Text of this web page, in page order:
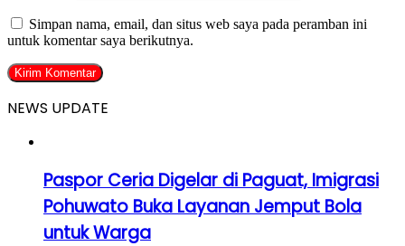
Simpan nama, email, dan situs web saya pada peramban ini
untuk komentar saya berikutnya.
NEWS UPDATE
Paspor Ceria Digelar di Paguat, Imigrasi
Pohuwato Buka Layanan Jemput Bola
untuk Warga